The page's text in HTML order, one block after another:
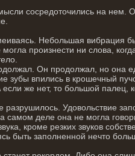
сосредоточились на нем.
Небольшая вибрация
произнести ни слова,
Он продолжал, но она
зубы впились в крошечный
если же нет, то большой палец,
Удовольствие
самом деле она не могла
кроме резких звуков
быть заполненной нечто